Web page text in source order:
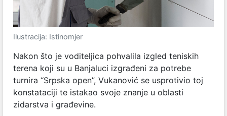
Ilustracija: Istinomjer
Nakon što je voditeljica pohvalila izgled teniskih
terena koji su u Banjaluci izgrađeni za potrebe
turnira “Srpska open”, Vukanović se usprotivio toj
konstataciji te istakao svoje znanje u oblasti
zidarstva i građevine.